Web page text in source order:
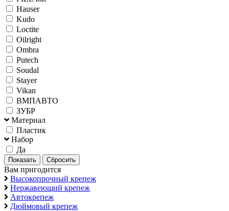
Hauser
Kudo
Loctite
Oilright
Ombra
Putech
Soudal
Stayer
Vikan
ВМПАВТО
ЗУБР
Материал
Пластик
Набор
Да
Вам пригодится
Высокопрочный крепеж
Нержавеющий крепеж
Автокрепеж
Дюймовый крепеж